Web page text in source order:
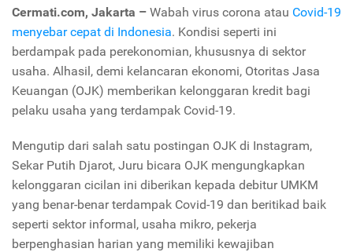
Cermati.com, Jakarta – Wabah virus corona atau Covid-19
menyebar cepat di Indonesia. Kondisi seperti ini
berdampak pada perekonomian, khususnya di sektor
usaha. Alhasil, demi kelancaran ekonomi, Otoritas Jasa
Keuangan (OJK) memberikan kelonggaran kredit bagi
pelaku usaha yang terdampak Covid-19.
Mengutip dari salah satu postingan OJK di Instagram,
Sekar Putih Djarot, Juru bicara OJK mengungkapkan
kelonggaran cicilan ini diberikan kepada debitur UMKM
yang benar-benar terdampak Covid-19 dan beritikad baik
seperti sektor informal, usaha mikro, pekerja
berpenghasian harian yang memiliki kewajiban